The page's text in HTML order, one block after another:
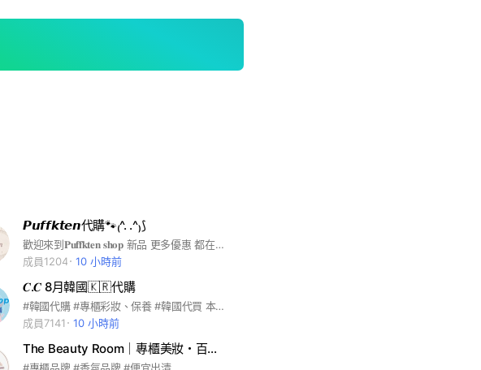
𝙋𝙪𝙛𝙛𝙠𝙩𝙚𝙣代購🐾₍^. .^₎⟆
歡迎來到𝐏𝐮𝐟𝐟𝐤𝐭𝐞𝐧 𝐬𝐡𝐨𝐩 新品 更多優惠 都在群內 >< 歡迎許願其他商品✨ 官方賴@317fkczx
成員1204
10 小時前
𝑪.𝑪 8月韓國🇰🇷代購
#韓國代購 #專櫃彩妝、保養 #韓國代買 本次🇰🇷8/20收單，韓國連線 8/29開始陸續出貨，主要以韓國美妝保養/專櫃彩妝保養/韓國品牌服飾為主🉐 商品預訂當天需先付款全額-100之訂金，剩餘$100結單後會開立賣貨便貨到付款 ，因免稅價格多變，建議當下會訂購買才可以確保商品有貨以及好價～! #因代購為客製化購買，除商品嚴重破損、瑕疵、規格錯誤以外皆不接收退換貨
成員7141
10 小時前
The Beauty Room｜專櫃美妝・百貨選品